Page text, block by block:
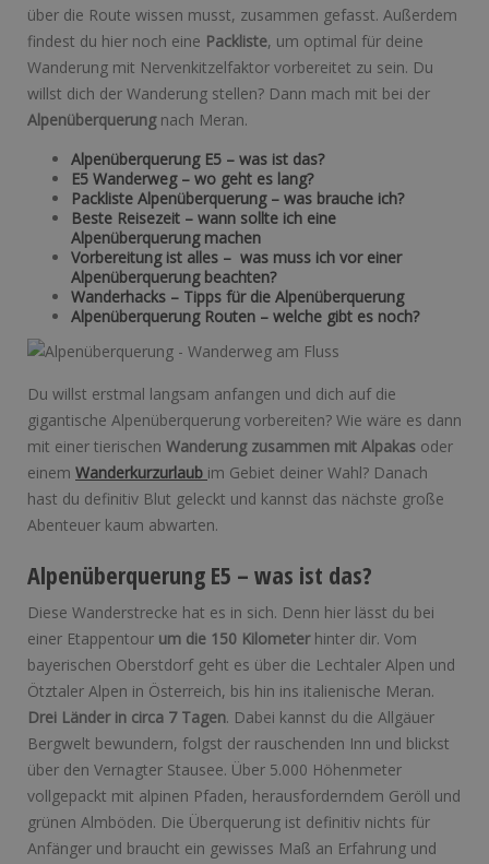
über die Route wissen musst, zusammen gefasst. Außerdem
findest du hier noch eine Packliste, um optimal für deine
Wanderung mit Nervenkitzelfaktor vorbereitet zu sein. Du
willst dich der Wanderung stellen? Dann mach mit bei der
Alpenüberquerungnach Meran.
Alpenüberquerung E5 – was ist das?
E5 Wanderweg – wo geht es lang?
Packliste Alpenüberquerung – was brauche ich?
Beste Reisezeit – wann sollte ich eine
Alpenüberquerung machen
Vorbereitung ist alles – was muss ich vor einer
Alpenüberquerung beachten?
Wanderhacks – Tipps für die Alpenüberquerung
Alpenüberquerung Routen – welche gibt es noch?
Du willst erstmal langsam anfangen und dich auf die
gigantische Alpenüberquerung vorbereiten? Wie wäre es dann
mit einer tierischen Wanderung zusammen mit Alpakas oder
einem Wanderkurzurlaub im Gebiet deiner Wahl? Danach
hast du definitiv Blut geleckt und kannst das nächste große
Abenteuer kaum abwarten.
Alpenüberquerung E5 – was ist das?
Diese Wanderstrecke hat es in sich. Denn hier lässt du bei
einer Etappentour um die 150 Kilometerhinter dir. Vom
bayerischen Oberstdorf geht es über die Lechtaler Alpen und
Ötztaler Alpen in Österreich, bis hin ins italienische Meran.
Drei Länder in circa 7 Tagen. Dabei kannst du die Allgäuer
Bergwelt bewundern, folgst der rauschenden Inn und blickst
über den Vernagter Stausee. Über 5.000 Höhenmeter
vollgepackt mit alpinen Pfaden, herausforderndem Geröll und
grünen Almböden. Die Überquerung ist definitiv nichts für
Anfänger und braucht ein gewisses Maß an Erfahrung und